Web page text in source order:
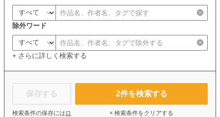
除外ワード
+ さらに詳しく検索する
保存する
検索条件の保存には ロ
2件を検索する
× 検索条件をクリアする